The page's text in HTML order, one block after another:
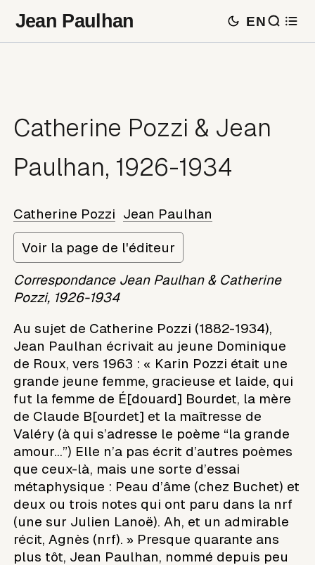
Jean Paulhan EN
Catherine Pozzi & Jean
Paulhan, 1926-1934
Catherine Pozzi Jean Paulhan
Voir la page de l'éditeur
Correspondance Jean Paulhan & Catherine
Pozzi, 1926-1934
Au sujet de Catherine Pozzi (1882-1934),
Jean Paulhan écrivait au jeune Dominique
de Roux, vers 1963 : « Karin Pozzi était une
grande jeune femme, gracieuse et laide, qui
fut la femme de É[douard] Bourdet, la mère
de Claude B[ourdet] et la maîtresse de
Valéry (à qui s’adresse le poème “la grande
amour…”) Elle n’a pas écrit d’autres poèmes
que ceux-là, mais une sorte d’essai
métaphysique : Peau d’âme (chez Buchet) et
deux ou trois notes qui ont paru dans la nrf
(une sur Julien Lanoë). Ah, et un admirable
récit, Agnès (nrf). » Presque quarante ans
plus tôt, Jean Paulhan, nommé depuis peu